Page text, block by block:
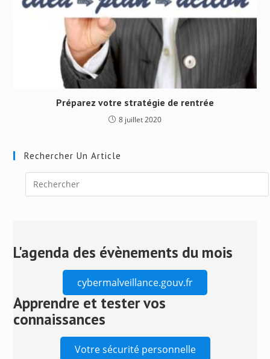
Préparez votre stratégie de rentrée
8 juillet 2020
Rechercher Un Article
close
L'agenda des évènements du mois
cybermalveillance.gouv.fr
Apprendre et tester vos
connaissances
Votre sécurité personnelle